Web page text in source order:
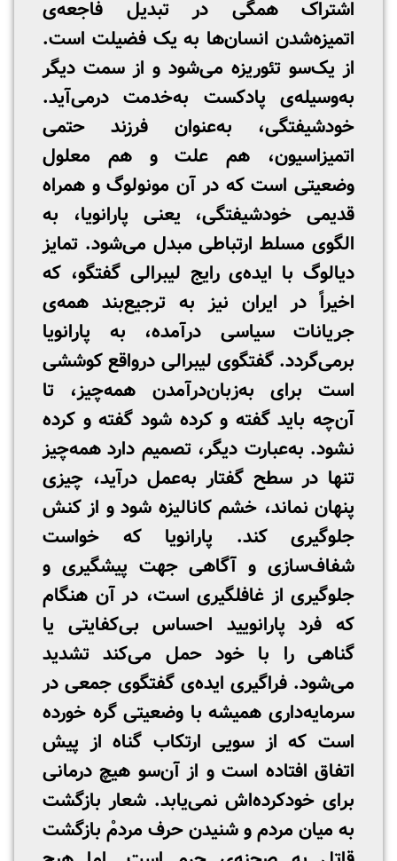
اشتراک همگی در تبدیل فاجعه‌ی
اتمیزه‌شدن انسان‌ها به یک فضیلت است.
از یک‌سو تئوریزه می‌شود و از سمت دیگر
به‌وسیله‌ی پادکست به‌خدمت درمی‌آید.
خودشیفتگی، به‌عنوان فرزند حتمی
اتمیزاسیون، هم علت و هم معلول
وضعیتی است که در آن مونولوگ و همراه
قدیمی خودشیفتگی، یعنی پارانویا، به
الگوی مسلط ارتباطی مبدل می‌شود. تمایز
دیالوگ با ایده‌ی رایج لیبرالی گفتگو، که
اخیراً در ایران نیز به ترجیع‌بند همه‌ی
جریانات سیاسی درآمده، به پارانویا
برمی‌گردد. گفتگوی لیبرالی درواقع کوششی
است برای به‌زبان‌درآمدن همه‌چیز، تا
آن‌چه باید گفته و کرده شود گفته و کرده
نشود. به‌عبارت دیگر، تصمیم دارد همه‌چیز
تنها در سطح گفتار به‌عمل درآید، چیزی
پنهان نماند، خشم کانالیزه شود و از کنش
جلوگیری کند. پارانویا که خواست
شفاف‌سازی و آگاهی جهت پیشگیری و
جلوگیری از غافلگیری است، در آن هنگام
که فرد پارانویید احساس بی‌کفایتی یا
گناهی را با خود حمل می‌کند تشدید
می‌شود. فراگیری ایده‌ی گفتگوی جمعی در
سرمایه‌داری همیشه با وضعیتی گره خورده
است که از سویی ارتکاب گناه از پیش
اتفاق افتاده است و از آن‌سو هیچ درمانی
برای خودکرده‌اش نمی‌یابد. شعار بازگشت
به میان مردم و شنیدن حرف مردمْ بازگشت